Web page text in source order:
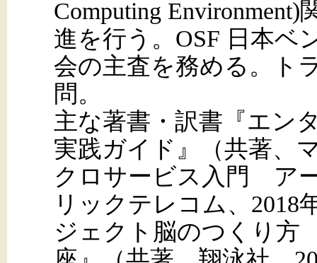
Computing
進を行う。OSF 日本ベ
会の主査を務める。ト
問。
主な著書・訳書『エン
実践ガイド』（共著、
クロサービス入門 ア
リックテレコム、2018
ジェクト脳のつくり方